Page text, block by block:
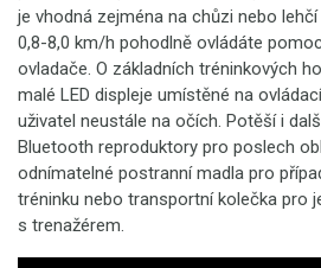
je vhodná zejména na chůzi nebo
0,8-8,0 km/h pohodlně ovládáte
ovladače. O základních tréninkových
malé LED displeje umístěné na
uživatel neustále na očích. Potěší i
Bluetooth reproduktory pro poslech
odnímatelné postranní madla pro
tréninku nebo transportní kolečka pro
s trenažérem.